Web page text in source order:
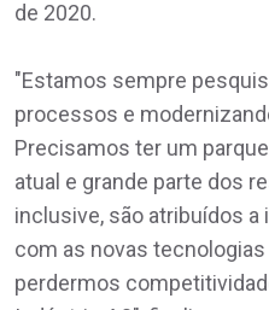
de 2020.
"Estamos sempre
processos e
Precisamos ter um
atual e grande parte dos
inclusive, são atribuídos a
com as novas
perdermos